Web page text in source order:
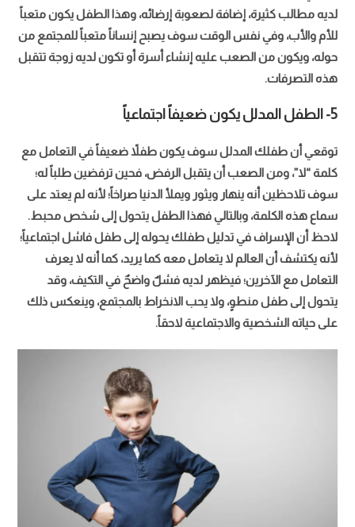
لديه مطالب كثيرة، إضافة لصعوبة إرضائه، وهذا الطفل يكون متعباً
للأم والأب، وفي نفس الوقت سوف يصبح إنساناً متعباً للمجتمع من
حوله، ويكون من الصعب عليه إنشاء أسرة أو تكون لديه زوجة تتقبل
هذه التصرفات.
5- الطفل المدلل يكون ضعيفاً اجتماعياً
توقعي أن طفلك المدلل سوف يكون طفلاً ضعيفاً في التعامل مع
كلمة “لا”، ومن الصعب أن يتقبل الرفض، فحين ترفضين طلباً له؛
سوف تلاحظين أنه ينهار ويثور ويملأ الدنيا صراخاً؛ لأنه لم يعتد على
سماع هذه الكلمة، وبالتالي فهذا الطفل يتحول إلى شخص محبط.
لاحظ أن الإسراف في تدليل طفلك يحوله إلى طفل فاشل اجتماعياً؛
لأنه يكتشف أن العالم لا يتعامل معه كما يريد، كما أنه لا يعرف
التعامل مع الآخرين؛ فيظهر لديه فشلٌ واضحٌ في التكيف، وقد
يتحول إلى طفل منطوٍ، ولا يحب الانخراط بالمجتمع، وينعكس ذلك
على حياته الشخصية والاجتماعية لاحقاً.